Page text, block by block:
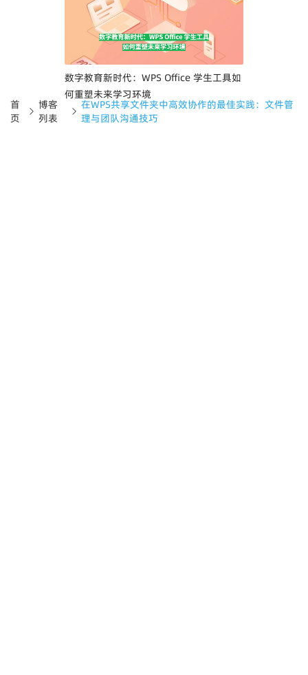
数字教育新时代：WPS Office 学生工具如
何重塑未来学习环境
首
页
博客
列表
在WPS共享文件夹中高效协作的最佳实践：文件管
理与团队沟通技巧